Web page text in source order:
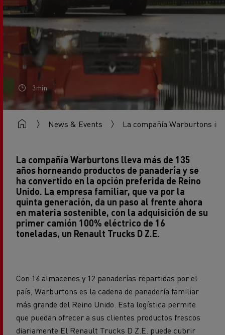
3min
News & Events La compañía Warburtons
años horneando productos de panadería y se
ha convertido en la opción preferida de Reino
Unido. La empresa familiar, que va por la
quinta generación, da un paso al frente ahora
en materia sostenible, con la adquisición de su
primer camión 100% eléctrico de 16
toneladas, un Renault Trucks D Z.E.
país, Warburtons es la cadena de panadería familiar
más grande del Reino Unido. Esta logística permite
que puedan ofrecer a sus clientes productos frescos
diariamente El Renault Trucks D Z.E. puede cubrir
hasta 150 km con una sola carga y transporta seis